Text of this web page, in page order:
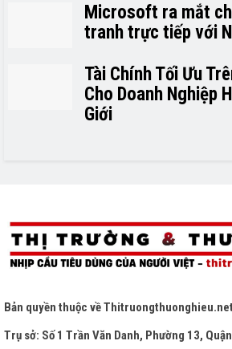
Microsoft ra mắt
tranh trực tiếp với
Tài Chính Tối Ưu
Cho Doanh Nghiệp
Giới
Bản quyền thuộc vềThitruongthuonghieu.net
Trụ sở: Số 1 Trần Văn Danh, Phường 13,